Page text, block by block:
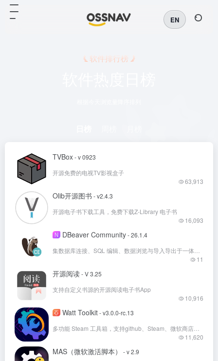
EN
软件排行榜
TVBox- v 0923
开源免费的电视TV影视盒子
63,913
Olib开源图书 - v2.4.3
开源电子书下载工具，免费下载Z-Library 电子书
16,093
N DBeaver Community- 26.1.4
11
开源阅读- V 3.25
支持自定义书源的开源阅读电子书App
10,916
Watt Toolkit- v3.0.0-rc.13
11,620
MAS（微软激活脚本）
- v 2.9